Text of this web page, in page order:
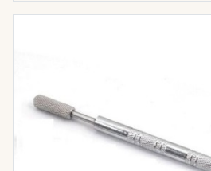
demeure un outil
coût abordable en fait un
incontournable pour les
niveaux.